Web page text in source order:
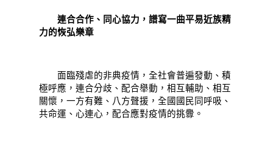
連合合作、同心協力，譜寫一曲平易近族精
力的恢弘樂章
面臨殘虐的非典疫情，全社會普遍發動、積
極呼應，連合分歧、配合舉動，相互輔助、相互
關懷，一方有難、八方聲援，全國國民同呼吸、
共命運、心連心，配合應對疫情的挑釁。